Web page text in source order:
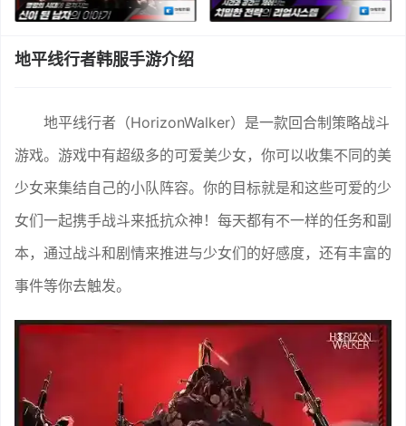
地平线行者韩服手游介绍
地平线行者（HorizonWalker）是一款回合制策略战斗
游戏。游戏中有超级多的可爱美少女，你可以收集不同的美
少女来集结自己的小队阵容。你的目标就是和这些可爱的少
女们一起携手战斗来抵抗众神！每天都有不一样的任务和副
本，通过战斗和剧情来推进与少女们的好感度，还有丰富的
事件等你去触发。